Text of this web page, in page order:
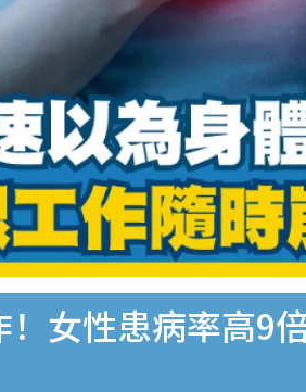
女性患病率高9